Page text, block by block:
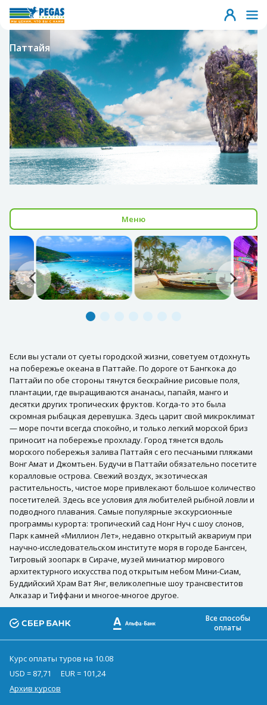
Паттайя
Меню
Если вы устали от суеты городской жизни, советуем отдохнуть
на побережье океана в Паттайе. По дороге от Бангкока до
Паттайи по обе стороны тянутся бескрайние рисовые поля,
плантации, где выращиваются ананасы, папайя, манго и
десятки других тропических фруктов. Когда-то это была
скромная рыбацкая деревушка. Здесь царит свой микроклимат
— море почти всегда спокойно, и только легкий морской бриз
приносит на побережье прохладу. Город тянется вдоль
морского побережья залива Паттайя с его песчаными пляжами
Вонг Амат и Джомтьен. Будучи в Паттайи обязательно посетите
коралловые острова. Свежий воздух, экзотическая
растительность, чистое море привлекают большое количество
посетителей. Здесь все условия для любителей рыбной ловли и
подводного плавания. Самые популярные экскурсионные
программы курорта: тропический сад Нонг Нуч с шоу слонов,
Парк камней «Миллион Лет», недавно открытый аквариум при
научно-исследовательском институте моря в городе Бангсен,
Тигровый зоопарк в Сираче, музей миниатюр мирового
архитектурного искусства под открытым небом Мини-Сиам,
Буддийский Храм Ват Янг, великолепные шоу трансвеститов
Алказар и Тиффани и многое-многое другое.
Все способы
оплаты
Курс оплаты туров на 10.08
USD = 87,71
EUR = 101,24
Архив курсов